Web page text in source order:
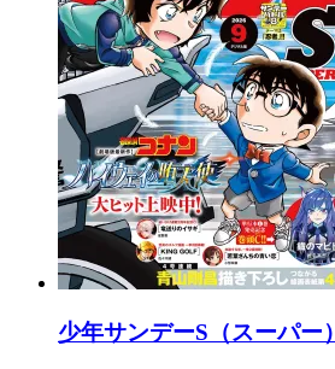
少年サンデーS（スーパー）